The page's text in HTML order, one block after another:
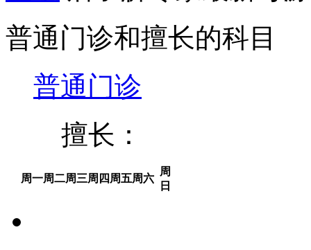
普通门诊和擅长的科目
普通门诊
擅长：
周一周二周三周四 周五周六
周
日